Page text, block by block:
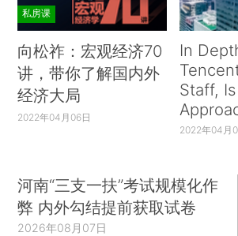
私房课
向松祚：宏观经济70
讲，带你了解国内外
经济大局
2022年04月06日
In
Staff, Is
2022年04月
河南“三支一扶”考试规模化作
弊 内外勾结提前获取试卷
2026年08月07日